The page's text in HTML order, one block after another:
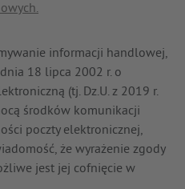
informacji handlowej,
18 lipca 2002 r. o
(tj. Dz.U. z 2019 r.
środków komunikacji
poczty elektronicznej,
że wyrażenie zgody
jest jej cofnięcie w